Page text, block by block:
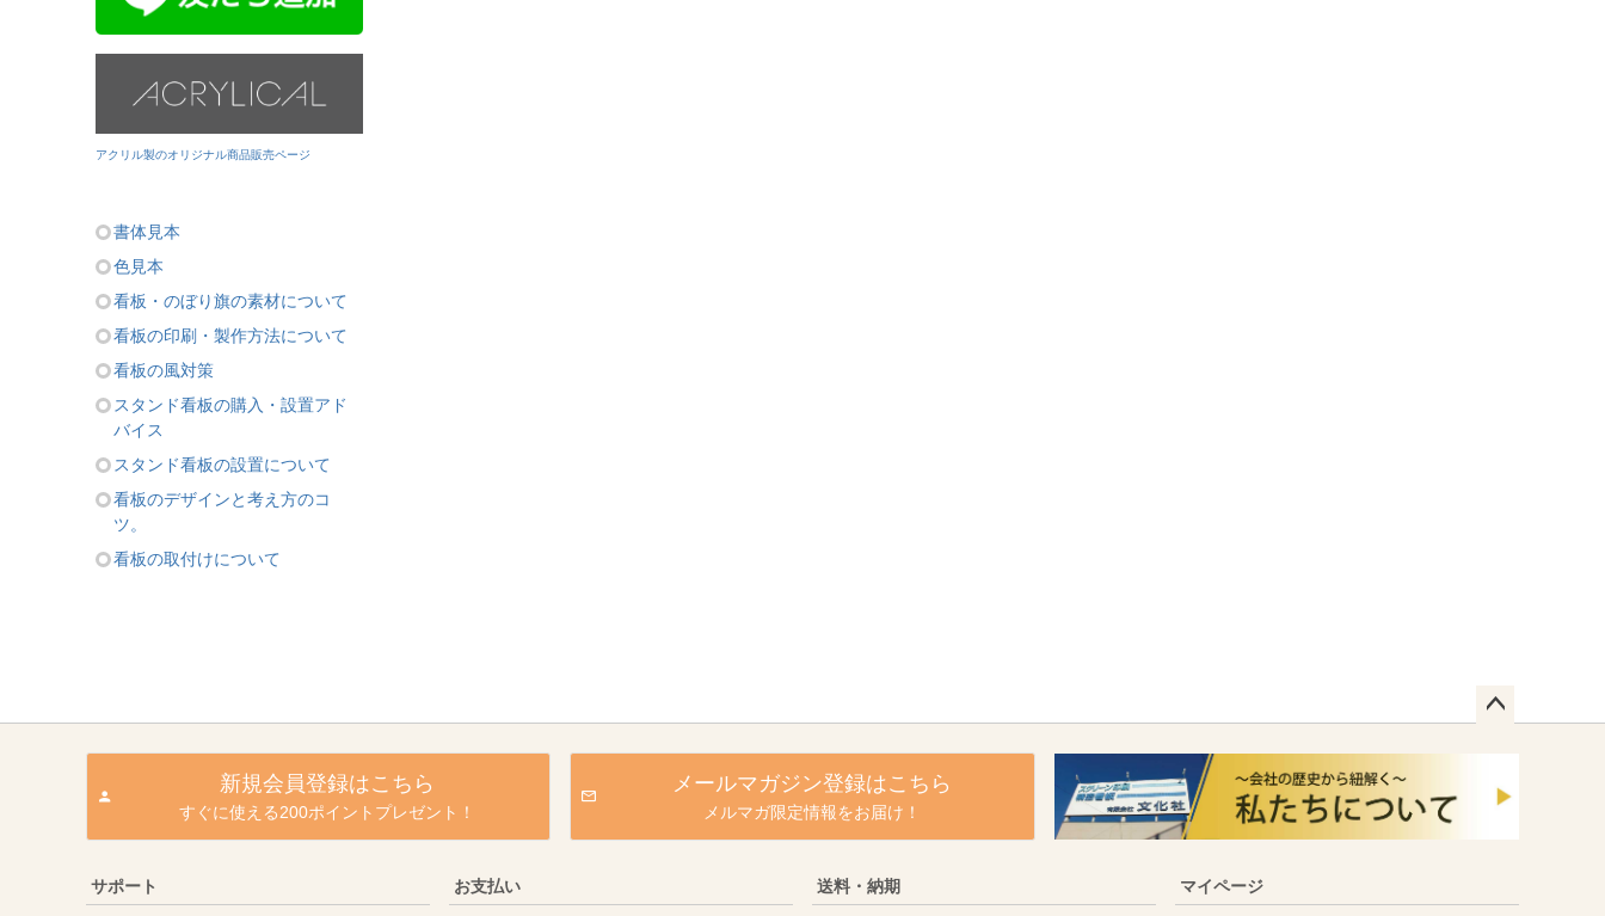
アクリル製のオリジナル商品販売ページ
書体見本
色見本
看板・のぼり旗の素材について
看板の印刷・製作方法について
看板の風対策
スタンド看板の購入・設置アド
バイス
スタンド看板の設置について
看板のデザインと考え方のコ
ツ。
看板の取付けについて
ップ
新規会員登録はこちら
すぐに使える200ポイントプレゼント！
メールマガジン登録はこちら
メルマガ限定情報をお届け！
サポート お支払い 送料・納期 マイページ